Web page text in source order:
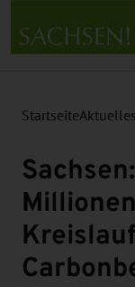
Startseite
Sachsen: